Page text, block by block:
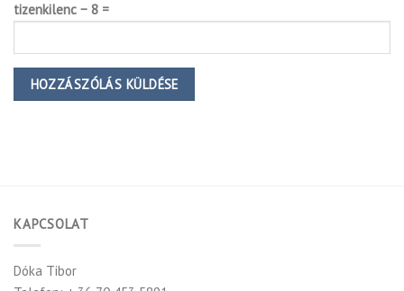
tizenkilenc − 8 =
KAPCSOLAT
Dóka Tibor